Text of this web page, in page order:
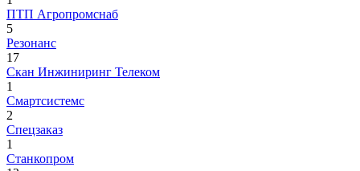
ПТП Агропромснаб
5
Резонанс
17
Скан Инжиниринг Телеком
1
Смартсистемс
2
Спецзаказ
1
Станкопром